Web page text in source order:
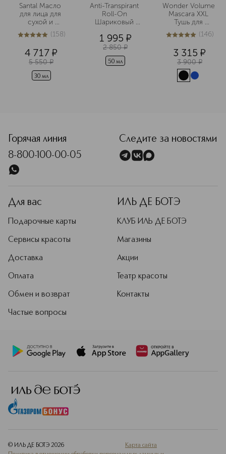
Santal Масло
для лица для
сухой и
чувствительной
кожи
5из 5158 (158)
4 717 ¤
5 550 ¤
30 мл
Anti-Transpirant
Roll-On
Шариковый
антиперспирант
для мужчин
1 995 ¤
2 850 ¤
50 мл
Wonder Volume
Mascara XXL
Тушь для
максимального
объема ресниц
4.9из5146 (146)
3 315 ¤
3 900 ¤
Горячая линия
8-800-100-00-05
Следите за новостями
Для вас
Подарочные карты
Сервисы красоты
Доставка
Оплата
Обмен и возврат
Частые вопросы
ИЛЬ ДЕ БОТЭ
КЛУБ ИЛЬ ДЕ БОТЭ
Магазины
Акции
Театр красоты
Контакты
© ИЛЬ ДЕ БОТЭ 2026
Карта сайта